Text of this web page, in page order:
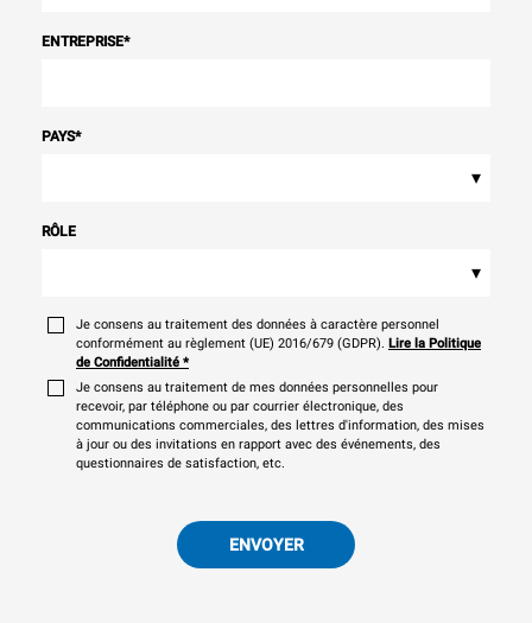
ENTREPRISE*
PAYS*
▾
RÔLE
▾
Je consens au traitement des données à caractère personnel
conformément au règlement (UE) 2016/679 (GDPR). Lire la Politique
de Confidentialité *
Je consens au traitement de mes données personnelles pour
recevoir, par téléphone ou par courrier électronique, des
communications commerciales, des lettres d'information, des mises
à jour ou des invitations en rapport avec des événements, des
questionnaires de satisfaction, etc.
ENVOYER